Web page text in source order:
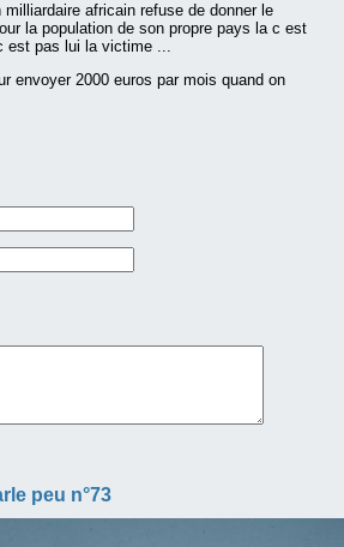
milliardaire africain refuse de donner le
la population de son propre pays la c est
est pas lui la victime ...
envoyer 2000 euros par mois quand on
peu n°73